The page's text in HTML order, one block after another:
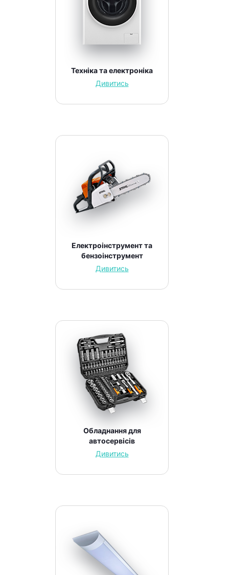
Техніка та електроніка
Дивитись
Електроінструмент та
бензоінструмент
Дивитись
Обладнання для
автосервісів
Дивитись